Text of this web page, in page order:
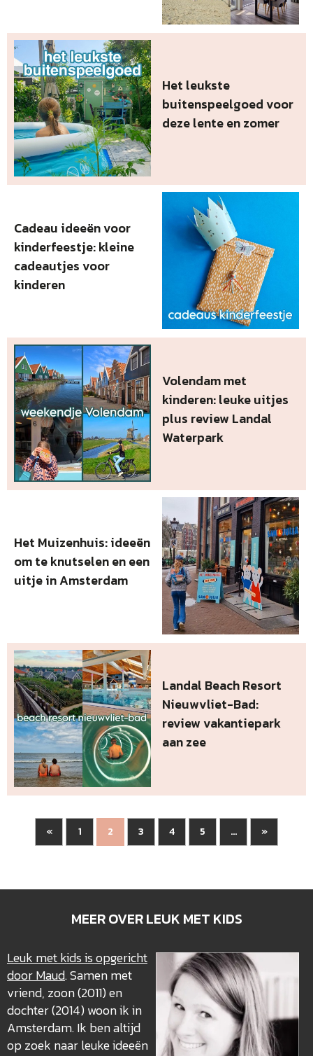
Het leukste
buitenspeelgoed voor
deze lente en zomer
Cadeau ideeën voor
kinderfeestje: kleine
cadeautjes voor
kinderen
Volendam met
kinderen: leuke uitjes
plus review Landal
Waterpark
Het Muizenhuis: ideeën
om te knutselen en een
uitje in Amsterdam
Landal Beach Resort
Nieuwvliet-Bad:
review vakantiepark
aan zee
« 1 2 3 4 5 ... »
MEER OVER LEUK MET KIDS
Leuk met kids is opgericht
door Maud. Samen met
vriend, zoon (2011) en
dochter (2014) woon ik in
Amsterdam. Ik ben altijd
op zoek naar leuke ideeën